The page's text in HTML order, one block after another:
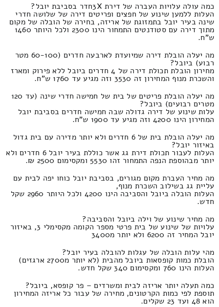
כמה עולה עלויות העברה של דירת 3Xחדר בסביבת יובל?
העלות ללמען שינוע של חפצים ופריטים דירה של שלושה חדרי
שינה בעיר יובל בתמזוגת של אריזה, בחירה של הובלה של מקום
מתוך דירה עם סטודנטים התמחור הינו 2300 ולכל היותר 1460
ש"ח.
מה יעלה הובלת דירה שמיועדת לארבעה חדרים (60-100 מטר
רבוע) ביובל?
מחירון הובלת תכולת דירה של 4 חדרים ביובל ללא פירוק ומארז
והשכרת מנוף המחירון זה 3530 וזה מגיע עד 1760 ש"ח.
מה יעלה הובלת פריטים של בית של חמישה חדרי שינה (עד 120
מטרים רבועים) ביובל?
עלות שינוע של דירה גדולה שבה חמישה חדרים בסביבת יובל
המחירון הינו 4200 וזה מגיע עד 1900 ש"ח.
מה יעלה הובלת בית של 6 חדרים ולא יותר מדירה עם בית גדול
באיזור יובל?
העלות לעבור תכולת דירת גג אשר כוללת בעיר יובל 6 חדרים ולא
יותר מבהוספת הנפה התמחור זהו 5530 ומקסימום 2500 ₪.
מה מחיר העברת מקום מגורים, בסביבת יובל כוחו יפה לבית עם
עליית גג בשילוב השכרת מנוף,
העלות הובלה ביובל והסביבה הינו 4200 ולכל היותר 2960 שקל
חדש.
מה מחיר שינוע של וילה ביובל והסביבה?
עלויות של שינוע של בית פרטי מספר הקומה מקסימלי 3, באיזור
יובל המחיר זה 6200 ולא יותר מ3400
מהי עלות הובלה של עגלות להובלה בעיר יובל?
הובלת כמות קופסאות ביובל מהבית (לא יותר מ2700 ארגזים)
העלות הינו 760 ומקסימום 340 שקל חדש.
כמה תעלה יותר אריזה לבית ומשרדים – פר קופסא, ביובל?
תוספת לפי כמות הקרטונים, מחירה של עבור כל אריזה המחירון
הוא 48 ועד 23 שקלים.